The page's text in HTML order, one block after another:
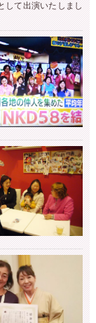
して出演いたしまし